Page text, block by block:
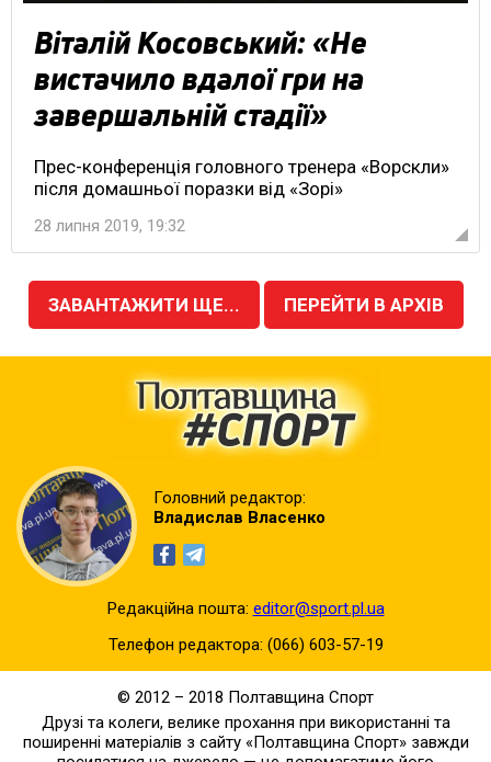
Віталій Косовський: «Не
вистачило вдалої гри на
завершальній стадії»
Прес-конференція головного тренера «Ворскли»
після домашньої поразки від «Зорі»
28 липня 2019, 19:32
ЗАВАНТАЖИТИ ЩЕ... ПЕРЕЙТИ В АРХІВ
Головний редактор:
Владислав Власенко
Редакційна пошта: editor@sport.pl.ua
Телефон редактора: (066) 603-57-19
© 2012 – 2018 Полтавщина Спорт
Друзі та колеги, велике прохання при використанні та
поширенні матеріалів з сайту «Полтавщина Спорт» завжди